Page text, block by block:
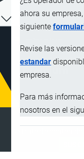
ahora su
siguiente
Revise las
estandar
empresa.
Para más
nosotros en el